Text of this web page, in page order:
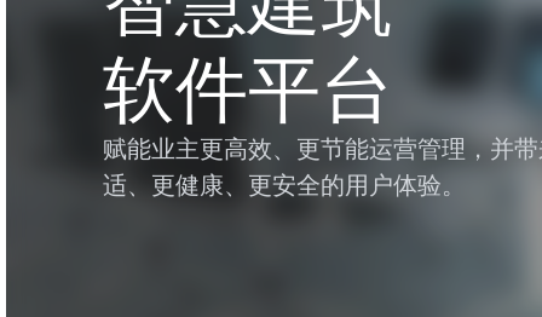
软件平台
赋能业主更高效、更节能运营管理，并
适、更健康、更安全的用户体验。